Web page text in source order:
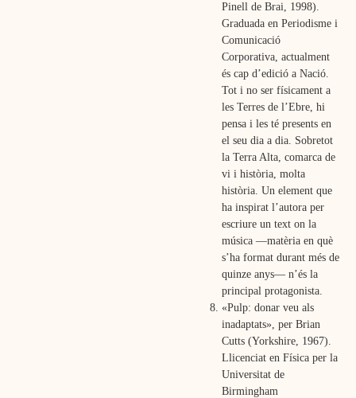
Pinell de Brai, 1998).
Graduada en Periodisme i
Comunicació
Corporativa, actualment
és cap d’edició a Nació.
Tot i no ser físicament a
les Terres de l’Ebre, hi
pensa i les té presents en
el seu dia a dia. Sobretot
la Terra Alta, comarca de
vi i història, molta
història. Un element que
ha inspirat l’autora per
escriure un text on la
música —matèria en què
s’ha format durant més de
quinze anys— n’és la
principal protagonista.
«Pulp: donar veu als
inadaptats», per Brian
Cutts (Yorkshire, 1967).
Llicenciat en Física per la
Universitat de
Birmingham